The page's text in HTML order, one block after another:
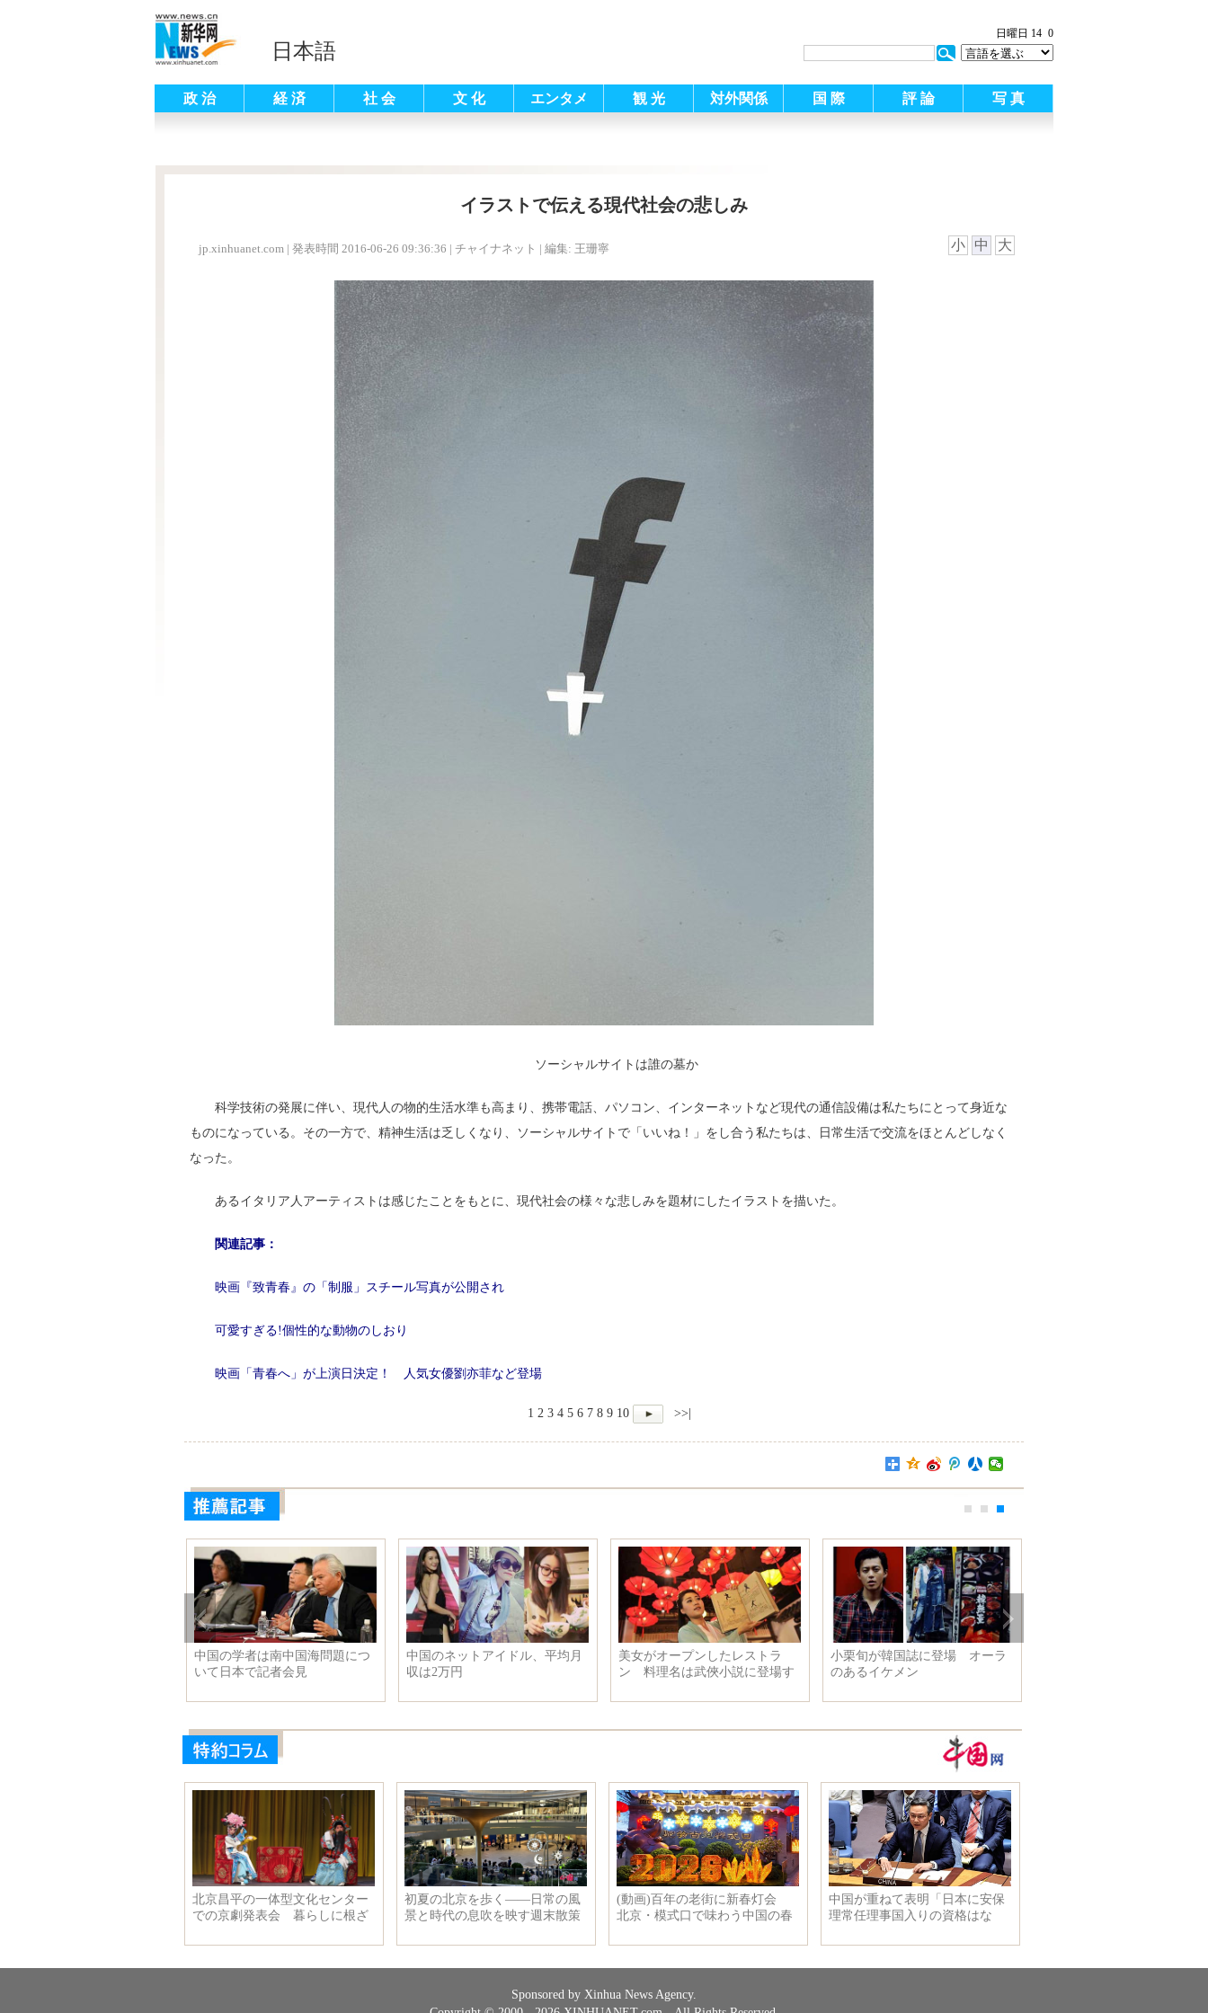
日本語
日曜日 14 0
政 治 経 済 社 会 文 化 エンタメ 観 光 対外関係 国 際 評 論 写 真
イラストで伝える現代社会の悲しみ
jp.xinhuanet.com | 発表時間 2016-06-26 09:36:36 | チャイナネット | 編集: 王珊寧 小 中 大
ソーシャルサイトは誰の墓か
科学技術の発展に伴い、現代人の物的生活水準も高まり、携帯電話、パソコン、インターネットなど現代の通信設備は私たちにとって身近な
ものになっている。その一方で、精神生活は乏しくなり、ソーシャルサイトで「いいね！」をし合う私たちは、日常生活で交流をほとんどしなく
なった。
あるイタリア人アーティストは感じたことをもとに、現代社会の様々な悲しみを題材にしたイラストを描いた。
関連記事：
映画『致青春』の「制服」スチール写真が公開され
可愛すぎる!個性的な動物のしおり
映画「青春へ」が上演日決定！ 人気女優劉亦菲など登場
1 2 3 4 5 6 7 8 9 10 >>|
中国の学者は南中国海問題につ
いて日本で記者会見
中国のネットアイドル、平均月
収は2万円
美女がオープンしたレストラ
ン 料理名は武俠小説に登場す
小栗旬が韓国誌に登場 オーラ
のあるイケメン
Sponsored by Xinhua News Agency.